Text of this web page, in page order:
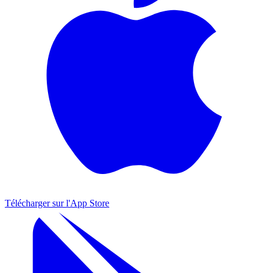
Télécharger sur l'App Store